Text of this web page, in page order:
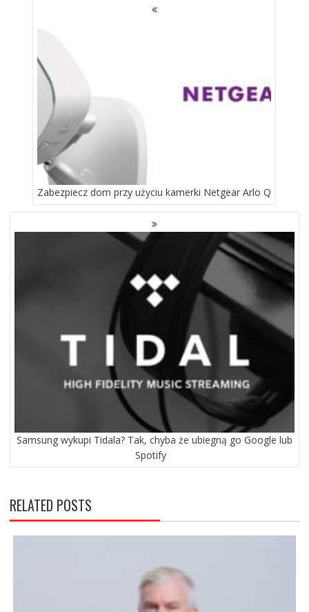
Zabezpiecz dom przy użyciu kamerki Netgear Arlo Q
Samsung wykupi Tidala? Tak, chyba że ubiegną go Google lub
Spotify
RELATED POSTS